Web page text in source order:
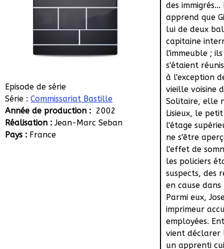
Episode de série
Série : Commissariat Bastille
Année de production : 2002
Réalisation :Jean-Marc Seban
Pays : France
des
apprend que
lui de deux
capitaine
l'immeuble ;
s'étaient
à l'exception
vieille voisine
Solitaire, elle
Lisieux, le
l'étage
ne s'être
l'effet de
les policiers
suspects, des
en cause
Parmi eux,
imprimeur
employées.
vient déclarer
un apprenti